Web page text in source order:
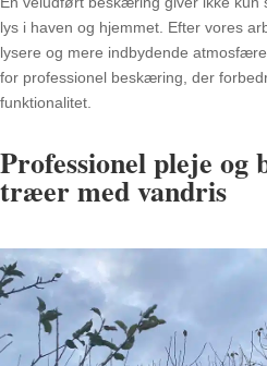
lys i haven og hjemmet. Efter vores
lysere og mere indbydende
for professionel beskæring, der
funktionalitet.
Professionel pleje og
træer med vandris